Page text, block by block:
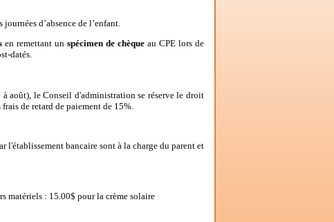
d’absence de l’enfant.
en remettant un spécimen de chèqueau CPE lors de
datés.
à août), le Conseil d'administration se réserve le droit
de retard de paiement de 15%.
l'établissement bancaire sont à la charge du parent et
matériels : 15.00$ pour la crème solaire